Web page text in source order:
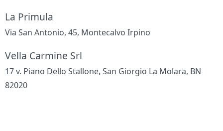
La Primula
Via San Antonio, 45, Montecalvo Irpino
Vella Carmine Srl
17 v. Piano Dello Stallone, San Giorgio La Molara, BN
82020